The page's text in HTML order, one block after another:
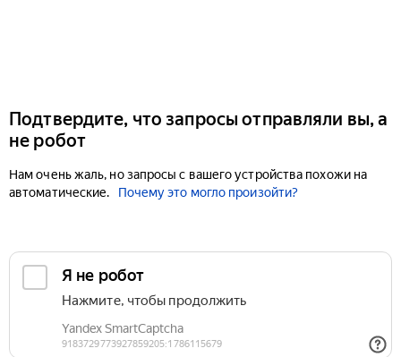
Подтвердите, что запросы отправляли вы, а
не робот
Нам очень жаль, но запросы с вашего устройства похожи на
автоматические.
Почему это могло произойти?